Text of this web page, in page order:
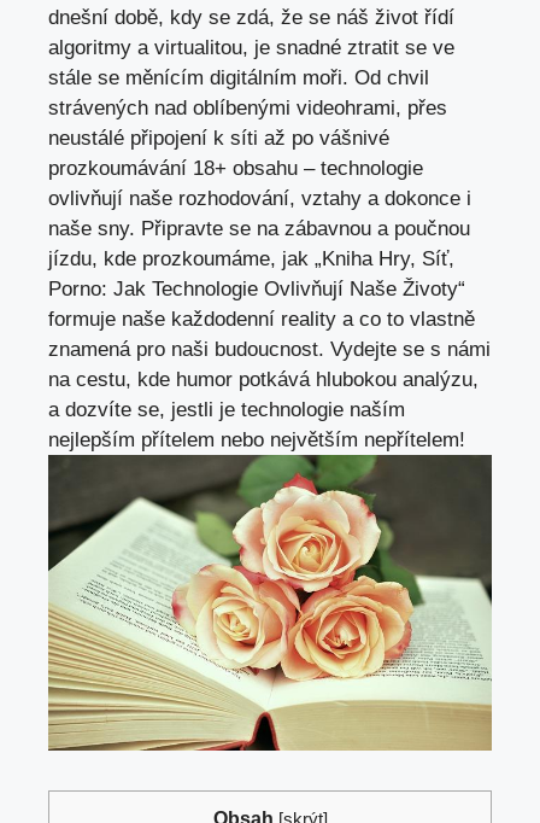
dnešní době, kdy se zdá, že se náš‌ život⁢ řídí
algoritmy a ⁣virtualitou, je snadné ztratit se ve​
stále se měnícím digitálním moři. Od chvil⁢
strávených ‌nad ⁤oblíbenými videohrami,⁢ přes
⁣neustálé připojení ‌k síti až po ⁣vášnivé⁣
prozkoumávání 18+​ obsahu ⁢– technologie
ovlivňují naše rozhodování, ‌vztahy⁤ a dokonce i
naše sny. Připravte se na zábavnou a poučnou⁤
jízdu, kde ​prozkoumáme, jak „Kniha Hry, Síť,
Porno: Jak⁣ Technologie Ovlivňují‌ Naše Životy“
formuje naše každodenní reality a co to ‌vlastně
znamená⁤ pro naši budoucnost. Vydejte se​ s ⁢ námi
na cestu, kde humor potkává‌ hlubokou analýzu,
‍a dozvíte⁣ se,‍ jestli je technologie naším
nejlepším přítelem nebo ‍největším nepřítelem!
Obsah [skrýt]